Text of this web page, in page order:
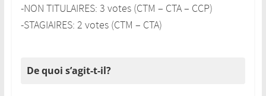
-NON TITULAIRES: 3 votes (CTM – CTA – CCP)
-STAGIAIRES: 2 votes (CTM – CTA)
De quoi s’agit-t-il?